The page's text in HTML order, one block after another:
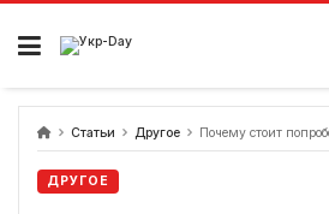
перейти
содержанию
Статьи Другое Почему стоит попробовать
ДРУГОЕ